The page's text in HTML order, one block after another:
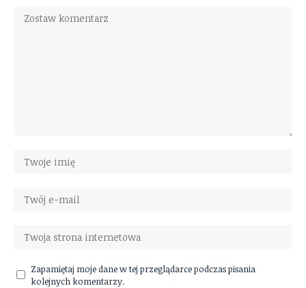
Zapamiętaj moje dane w tej przeglądarce podczas pisania
kolejnych komentarzy.